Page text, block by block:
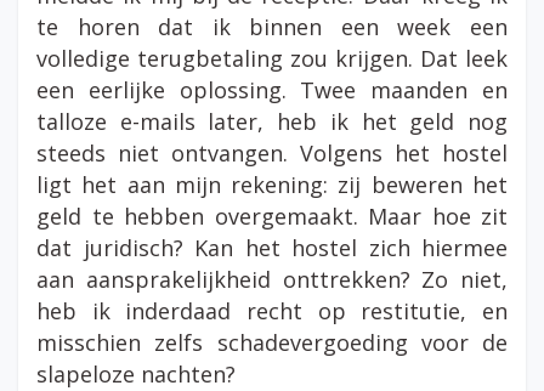
te horen dat ik binnen een week een
volledige terugbetaling zou krijgen. Dat leek
een eerlijke oplossing. Twee maanden en
talloze e-mails later, heb ik het geld nog
steeds niet ontvangen. Volgens het hostel
ligt het aan mijn rekening: zij beweren het
geld te hebben overgemaakt. Maar hoe zit
dat juridisch? Kan het hostel zich hiermee
aan aansprakelijkheid onttrekken? Zo niet,
heb ik inderdaad recht op restitutie, en
misschien zelfs schadevergoeding voor de
slapeloze nachten?